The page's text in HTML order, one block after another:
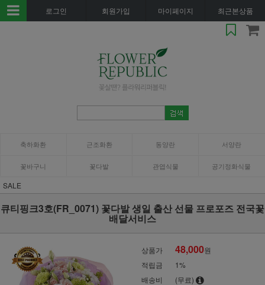
로그인 회원가입 마이페이지 최근본상품
축하화환 근조화환 동양란 서양란
꽃바구니 꽃다발 관엽식물 공기정화식물
SALE
큐티핑크3호(FR_0071) 꽃다발 생일 출산 선물 프로포즈 전국꽃
배달서비스
상품가 48,000원
적립금
1%
배송비
(무료)